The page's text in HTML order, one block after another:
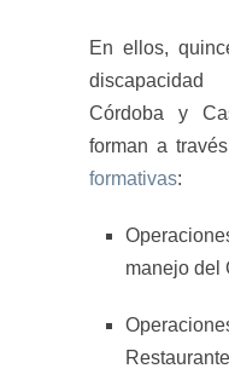
En ellos,
Córdoba y
forman a
formativas:
manejo del